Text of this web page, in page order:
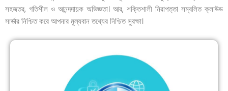
সহজতর, গতিশীল ও আনন্দদায়ক অভিজ্ঞতা। আর, শক্তিশালী নিরাপত্তা সম্বলিত ক্লাউড
সার্ভার নিশ্চিত করে আপনার মূল্যবান তথ্যের নিশ্চিত সুরক্ষা।